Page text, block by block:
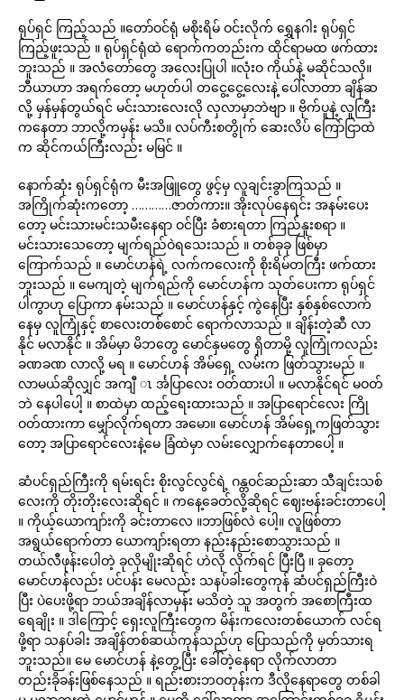
ရုပ်ရှင် ကြည့်သည် ။တော်ဝင်ရုံ မစိုးရိမ် ဝင်းလိုက် ရွှေနဂါး ရုပ်ရှင်
ကြည့်ဖူးသည် ။ ရုပ်ရှင်ရုံထဲ ရောက်ကတည်းက ထိုင်ရာမထ ဖက်ထား
ဘူးသည် ။ အလံတော်တွေ အလေးပြုပါ ။လုံးဝ ကိုယ်နဲ့ မဆိုင်သလို။
ဘီယာဟာ အရက်တော့ မဟုတ်ပါ တငွေ့ငွေ့လေးနဲ့ ပေါ်လာတာ ချိန်ဆ
လို့ မှန်မှန်တွယ်ရင် မင်းသားလေးလို လှလာမှာဘဲဗျာ ။ ဗိုက်ပူနဲ့ လူကြီး
ကနေတာ ဘာလို့ကမှန်း မသိ။ လပ်ကီးစတွိုက် ဆေးလိပ် ကြော်ငြာထဲ
က ဆိုင်ကယ်ကြီးလည်း မမြင် ။
နောက်ဆုံး ရုပ်ရှင်ရုံက မီးအဖြူတွေ ဖွင့်မှ လူချင်းခွာကြသည် ။
အကြိုက်ဆုံးကတော့ …………ဇာတ်ကား။ အိုးလုပ်နေရင်း အနမ်းပေး
တော့ မင်းသားမင်းသမီးနေရာ ဝင်ပြီး ခံစားရတာ ကြည်နူးစရာ ။
မင်းသားသေတော့ မျက်ရည်ဝဲရသေးသည် ။ တစ်ခုခု ဖြစ်မှာ
ကြောက်သည် ။ မောင်ဟန်ရဲ့ လက်ကလေးကို စိုးရိမ်တကြီး ဖက်ထား
ဘူးသည် ။ မေကျတဲ့ မျက်ရည်ကို မောင်ဟန်က သုတ်ပေးကာ ရုပ်ရှင်
ပါကွာဟု ပြောကာ နမ်းသည် ။ မောင်ဟန်နှင့် ကွဲနေပြီး နှစ်နှစ်လောက်
နေမှ လူကြုံနှင့် စာလေးတစ်စောင် ရောက်လာသည် ။ ချိန်းတဲ့ဆီ လာ
နိုင် မလာနိုင် ။ အိမ်မှာ မိဘတွေ မောင်နှမတွေ ရှိတာမို့ လူကြုံကလည်း
ခဏခဏ လာလို့ မရ ။ မောင်ဟန် အိမ်ရှေ့ လမ်းက ဖြတ်သွားမည် ။
လာမယ်ဆိုလျှင် အကျီ ၤ င်္အပြာလေး ဝတ်ထားပါ ။ မလာနိုင်ရင် မဝတ်
ဘဲ နေပါပေါ့ ။ စာထဲမှာ ထည့်ရေးထားသည် ။ အပြာရောင်လေး ကြို
ဝတ်ထားကာ မျှော်လိုက်ရတာ အမော။ မောင်ဟန် အိမ်ရှေ့ကဖြတ်သွား
တော့ အပြာရောင်လေးနဲ့မေ ခြံထဲမှာ လမ်းလျှောက်နေတာပေါ့ ။
ဆံပင်ရှည်ကြီးကို ရမ်းရင်း စိုးလွင်လွင်ရဲ့ ဂန္တဝင်ဆည်းဆာ သီချင်းသစ်
လေးကို တိုးတိုးလေးဆိုရင် ။ ကနေ့ခေတ်လို့ဆိုရင် ဈေးဗန်းခင်းတာပေါ့
။ ကိုယ့်ယောကျာ်းကို ခင်းတာလေ ။ဘာဖြစ်လဲ ပေါ့။ လူဖြစ်တာ
အရွယ်ရောက်တာ ယောကျာ်းရတာ နည်းနည်းစောသွားသည် ။
တယ်လီဖုန်းပေါတဲ့ ခုလိုမျိုးဆိုရင် ဟဲလို လိုက်ရင် ပြီးပြီ ။ ခုတော့
မောင်ဟန်လည်း ပင်ပန်း မေလည်း သနပ်ခါးတွေကုန် ဆံပင်ရှည်ကြီးဝဲ
ပြီး ပဲပေးဖို့ရာ ဘယ်အချိန်လာမှန်း မသိတဲ့ သူ အတွက် အစောကြီးထ
ရေချိုး ။ ဒါကြောင့် ရှေးလူကြီးတွေက မိန်းကလေးတစ်ယောက် လင်ရ
ဖို့ရာ သနပ်ခါး အချိန်တစ်ဆယ်ကုန်သည်ဟု ပြောသည်ကို မှတ်သားရ
ဘူးသည်။ မေ မောင်ဟန် နဲ့တွေ့ပြီး ခေါ်တဲ့နေရာ လိုက်လာတာ
တည်းခိုခန်းဖြစ်နေသည် ။ ရည်းစားဘဝတုန်းက ဒီလိုနေရာတွေ တစ်ခါ